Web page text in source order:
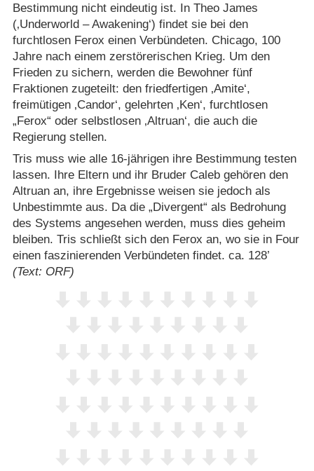
Bestimmung nicht eindeutig ist. In Theo James
(‚Underworld – Awakening‘) findet sie bei den
furchtlosen Ferox einen Verbündeten. Chicago, 100
Jahre nach einem zerstörerischen Krieg. Um den
Frieden zu sichern, werden die Bewohner fünf
Fraktionen zugeteilt: den friedfertigen ‚Amite‘,
freimütigen ‚Candor‘, gelehrten ‚Ken‘, furchtlosen
„Ferox“ oder selbstlosen ‚Altruan‘, die auch die
Regierung stellen.
Tris muss wie alle 16-jährigen ihre Bestimmung testen
lassen. Ihre Eltern und ihr Bruder Caleb gehören den
Altruan an, ihre Ergebnisse weisen sie jedoch als
Unbestimmte aus. Da die „Divergent“ als Bedrohung
des Systems angesehen werden, muss dies geheim
bleiben. Tris schließt sich den Ferox an, wo sie in Four
einen faszinierenden Verbündeten findet. ca. 128’
(Text: ORF)